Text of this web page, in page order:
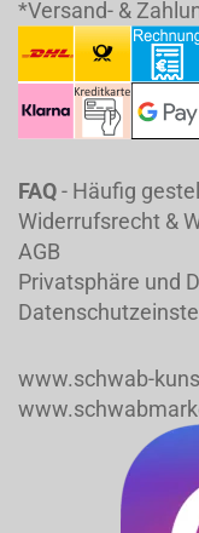
*Versand- &
FAQ- Häufig
Widerrufsrecht &
AGB
Privatsphäre und
www.schwab-